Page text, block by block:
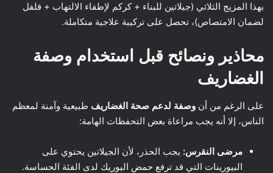
بهذا المزيج الثلاثي (جيلاتين للبناء + كركم لإطفاء الالتهاب + فلفل
لضمان الامتصاص)، تحصل على تركيبة علاجية متكاملة.
محاذير ونصائح قبل استخدام وصفة
الغضاريف
على الرغم من أن وصفة لدعم صحة الغضاريف طبيعية وآمنة لمعظم
الناس، إلا أنه يجب مراعاة بعض التحفظات الهامة:
مرضى النقرس: يجب الحذر، لأن الجيلاتين يحتوي على
البيورينات التي قد ترفع حمض اليوريك لدى الفئة الحساسة.